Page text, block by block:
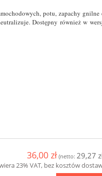
potu, zapachy gnilne
Dostępny również w
36,00 zł (netto: 29,27
23% VAT, bez kosztów